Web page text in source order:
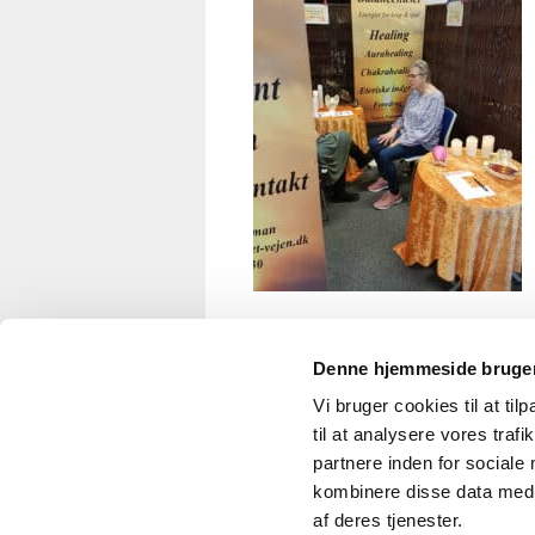
Denne hjemmeside
Vi bruger cookies til at
til at analysere vores
partnere inden for sociale
kombinere disse data
af deres tjenester.
© 2026